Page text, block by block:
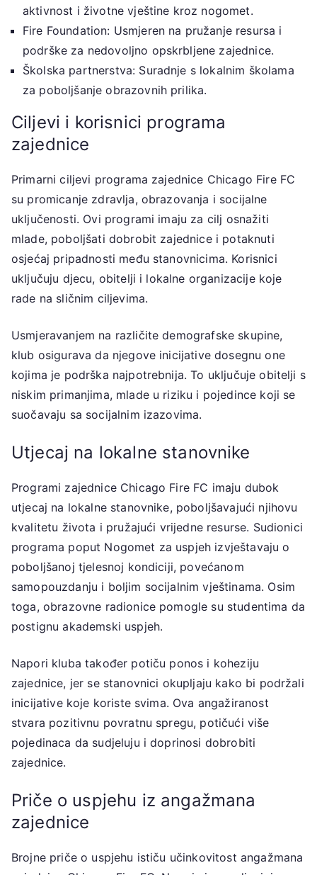
aktivnost i životne vještine kroz nogomet.
Fire Foundation: Usmjeren na pružanje resursa i
podrške za nedovoljno opskrbljene zajednice.
Školska partnerstva: Suradnje s lokalnim školama
za poboljšanje obrazovnih prilika.
Ciljevi i korisnici programa
zajednice
Primarni ciljevi programa zajednice Chicago Fire FC
su promicanje zdravlja, obrazovanja i socijalne
uključenosti. Ovi programi imaju za cilj osnažiti
mlade, poboljšati dobrobit zajednice i potaknuti
osjećaj pripadnosti među stanovnicima. Korisnici
uključuju djecu, obitelji i lokalne organizacije koje
rade na sličnim ciljevima.
Usmjeravanjem na različite demografske skupine,
klub osigurava da njegove inicijative dosegnu one
kojima je podrška najpotrebnija. To uključuje obitelji s
niskim primanjima, mlade u riziku i pojedince koji se
suočavaju sa socijalnim izazovima.
Utjecaj na lokalne stanovnike
Programi zajednice Chicago Fire FC imaju dubok
utjecaj na lokalne stanovnike, poboljšavajući njihovu
kvalitetu života i pružajući vrijedne resurse. Sudionici
programa poput Nogomet za uspjeh izvještavaju o
poboljšanoj tjelesnoj kondiciji, povećanom
samopouzdanju i boljim socijalnim vještinama. Osim
toga, obrazovne radionice pomogle su studentima da
postignu akademski uspjeh.
Napori kluba također potiču ponos i koheziju
zajednice, jer se stanovnici okupljaju kako bi podržali
inicijative koje koriste svima. Ova angažiranost
stvara pozitivnu povratnu spregu, potičući više
pojedinaca da sudjeluju i doprinosi dobrobiti
zajednice.
Priče o uspjehu iz angažmana
zajednice
Brojne priče o uspjehu ističu učinkovitost angažmana